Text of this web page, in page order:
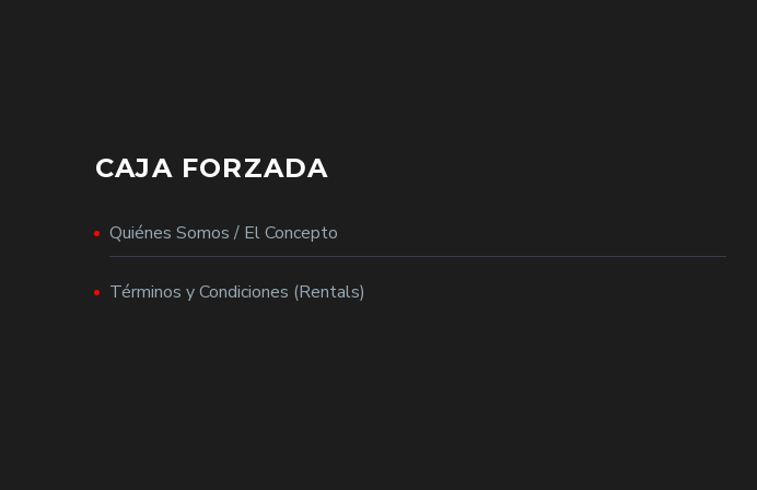
CAJA FORZADA
Quiénes Somos / El Concepto
Términos y Condiciones (Rentals)